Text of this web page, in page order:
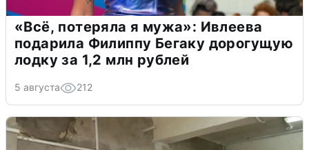
«Всё, потеряла я мужа»: Ивлеева
подарила Филиппу Бегаку дорогущую
лодку за 1,2 млн рублей
5 августа 212